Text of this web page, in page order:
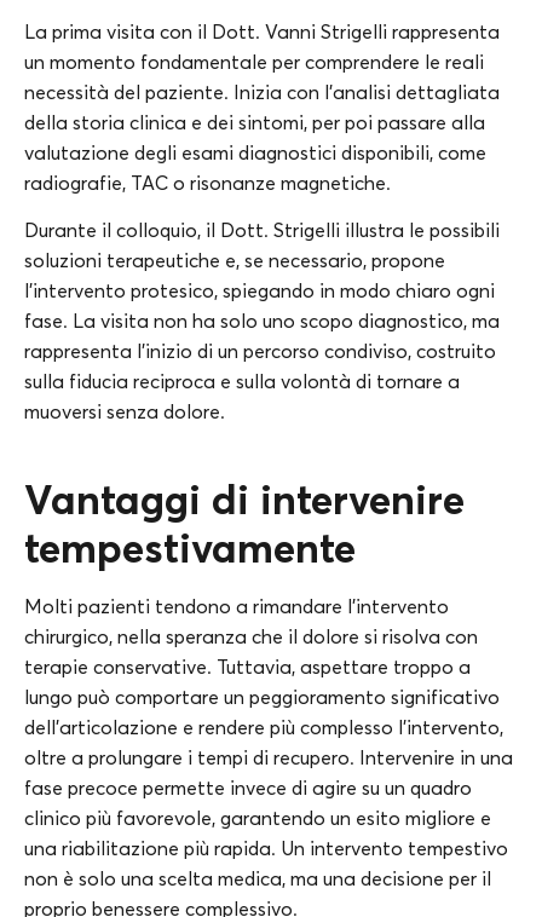
La prima visita con il Dott. Vanni Strigelli rappresenta
un momento fondamentale per comprendere le reali
necessità del paziente. Inizia con l’analisi dettagliata
della storia clinica e dei sintomi, per poi passare alla
valutazione degli esami diagnostici disponibili, come
radiografie, TAC o risonanze magnetiche.
Durante il colloquio, il Dott. Strigelli illustra le possibili
soluzioni terapeutiche e, se necessario, propone
l’intervento protesico, spiegando in modo chiaro ogni
fase. La visita non ha solo uno scopo diagnostico, ma
rappresenta l’inizio di un percorso condiviso, costruito
sulla fiducia reciproca e sulla volontà di tornare a
muoversi senza dolore.
Vantaggi di intervenire
tempestivamente
Molti pazienti tendono a rimandare l’intervento
chirurgico, nella speranza che il dolore si risolva con
terapie conservative. Tuttavia, aspettare troppo a
lungo può comportare un peggioramento significativo
dell’articolazione e rendere più complesso l’intervento,
oltre a prolungare i tempi di recupero. Intervenire in una
fase precoce permette invece di agire su un quadro
clinico più favorevole, garantendo un esito migliore e
una riabilitazione più rapida. Un intervento tempestivo
non è solo una scelta medica, ma una decisione per il
proprio benessere complessivo.